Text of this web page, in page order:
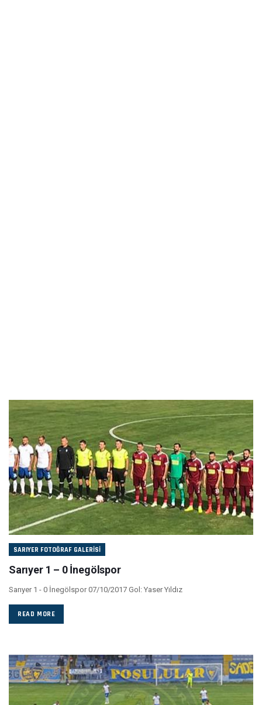
SARIYER FOTOĞRAF GALERISI
Sarıyer 1 – 0 İnegölspor
Sarıyer 1 - 0 İnegölspor 07/10/2017 Gol: Yaser Yıldız
READ MORE